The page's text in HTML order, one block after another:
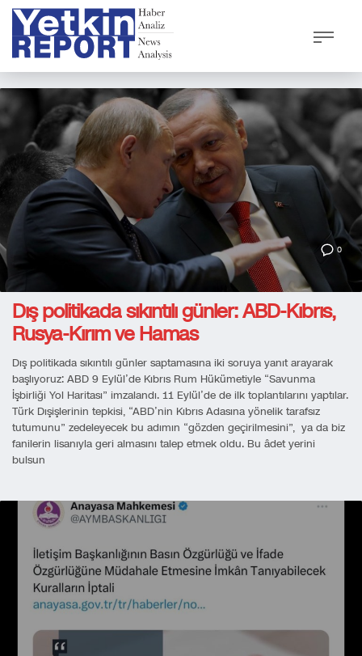
0
Dış politikada sıkıntılı günler: ABD-Kıbrıs,
Rusya-Kırım ve Hamas
Dış politikada sıkıntılı günler saptamasına iki soruya yanıt arayarak
başlıyoruz: ABD 9 Eylül’de Kıbrıs Rum Hükümetiyle “Savunma
İşbirliği Yol Haritası” imzalandı. 11 Eylül’de de ilk toplantılarını yaptılar.
Türk Dışişlerinin tepkisi, “ABD’nin Kıbrıs Adasına yönelik tarafsız
tutumunu” zedeleyecek bu adımın “gözden geçirilmesini”, ya da biz
fanilerin lisanıyla geri almasını talep etmek oldu. Bu âdet yerini
bulsun